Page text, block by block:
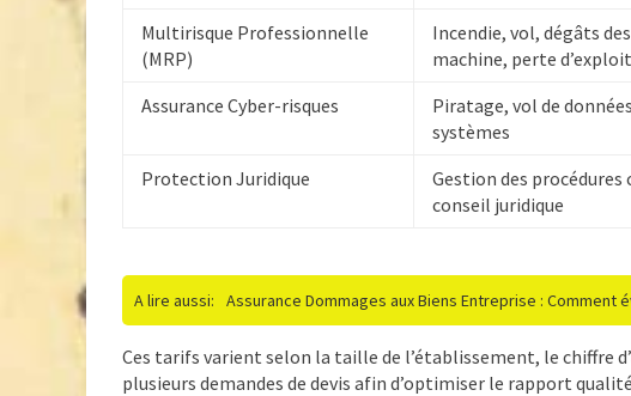
Multirisque Professionnelle
(MRP)
Incendie, vol, dégâts
machine, perte
Assurance Cyber-risques
Piratage, vol de
systèmes
Protection Juridique
Gestion des
conseil juridique
A lire aussi: Assurance Dommages aux Biens Entreprise :
Ces tarifs varient selon la taille de l’établissement, le chiffre
plusieurs demandes de devis afin d’optimiser le rapport